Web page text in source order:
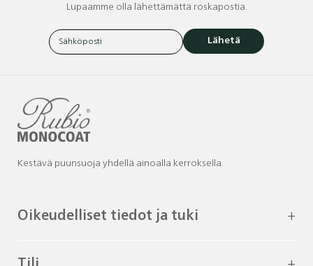
Lupaamme olla lähettämättä roskapostia.
Lähetä
Kestävä puunsuoja yhdellä ainoalla kerroksella.
Oikeudelliset tiedot ja tuki